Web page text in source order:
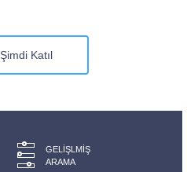
Şimdi Katıl
GELIŞLMIŞ
ARAMA